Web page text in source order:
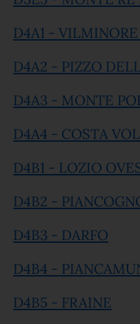
D4A1 -
D4A2 - PIZZO
D4A3 - MONTE
D4A4 - COSTA
D4B1 - LOZIO
D4B2 -
D4B3 - DARFO
D4B4 -
D4B5 - FRAINE